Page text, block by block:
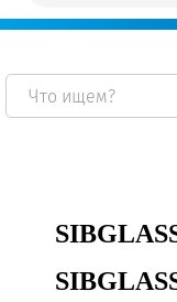
Личный